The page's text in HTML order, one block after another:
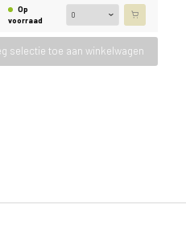
Op
voorraad
selectie toe aan winkelwagen